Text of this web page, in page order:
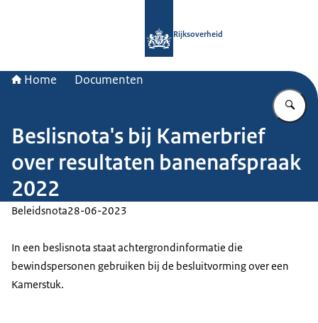
Rijksoverheid
Home Documenten
Beslisnota's bij Kamerbrief
over resultaten banenafspraak
2022
Beleidsnota28-06-2023
In een beslisnota staat achtergrondinformatie die
bewindspersonen gebruiken bij de besluitvorming over een
Kamerstuk.